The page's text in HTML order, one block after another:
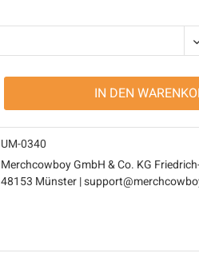
IN DEN
UM-0340
Merchcowboy GmbH & Co. KG
48153 Münster |